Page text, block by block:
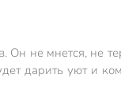
не мнется, не
дарить уют и